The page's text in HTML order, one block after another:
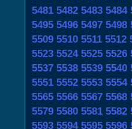
5481 5482 5483 5484
5495 5496 5497 5498
5509 5510 5511 5512
5523 5524 5525 5526
5537 5538 5539 5540
5551 5552 5553 5554
5565 5566 5567 5568
5579 5580 5581 5582
5593 5594 5595 5596